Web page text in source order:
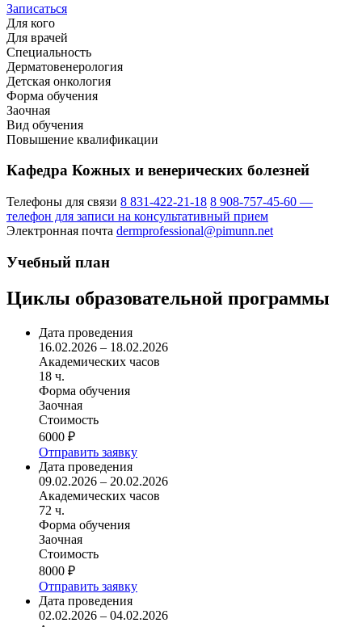
Записаться
Для кого
Для врачей
Специальность
Дерматовенерология
Детская онкология
Форма обучения
Заочная
Вид обучения
Повышение квалификации
Кафедра Кожных и венерических болезней
Телефоны для связи 8 831-422-21-18 8 908-757-45-60 —
телефон для записи на консультативный прием
Электронная почта dermprofessional@pimunn.net
Учебный план
Циклы образовательной программы
Дата проведения
16.02.2026 – 18.02.2026
Академических часов
18 ч.
Форма обучения
Заочная
Стоимость
6000 ₽
Отправить заявку
Дата проведения
09.02.2026 – 20.02.2026
Академических часов
72 ч.
Форма обучения
Заочная
Стоимость
8000 ₽
Отправить заявку
Дата проведения
02.02.2026 – 04.02.2026